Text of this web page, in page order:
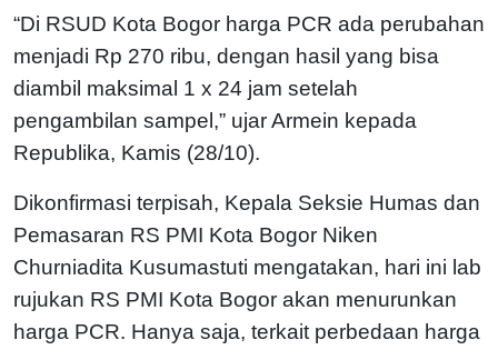
“Di RSUD Kota Bogor harga PCR ada perubahan
menjadi Rp 270 ribu, dengan hasil yang bisa
diambil maksimal 1 x 24 jam setelah
pengambilan sampel,” ujar Armein kepada
Republika, Kamis (28/10).
Dikonfirmasi terpisah, Kepala Seksie Humas dan
Pemasaran RS PMI Kota Bogor Niken
Churniadita Kusumastuti mengatakan, hari ini lab
rujukan RS PMI Kota Bogor akan menurunkan
harga PCR. Hanya saja, terkait perbedaan harga